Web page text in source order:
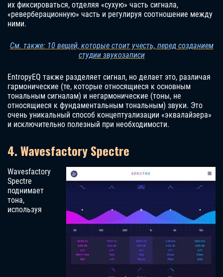
их фиксироваться, отделяя «сухую» часть сигнала,
«реверберационную» часть и регулируя соотношение между
ними.
См. также: 10 вещей, которые стоит учесть, перед созданием
студии звукозаписи
EntropyEQ также разделяет сигнал, но делает это, различая
гармонические (те, которые относящиеся к основным
тональным сигналам) и негармонические (тоны, не
относящиеся к фундаментальным тональным) звуки. Это
очень уникальный способ концептуализации «эквалайзера»
и исключительно полезный при необходимости.
4. Wavesfactory Spectre
Wavesfactory
Spectre
поднимает
тона,
используя